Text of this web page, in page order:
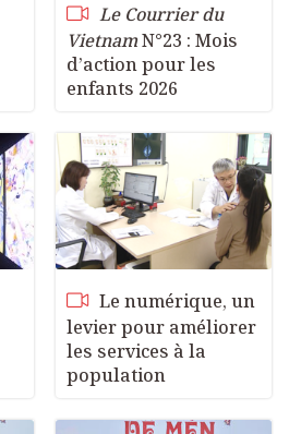
Le Courrier du
VietnamN°23 : Mois
d’action pour les
enfants 2026
Le numérique, un
levier pour améliorer
les services à la
population